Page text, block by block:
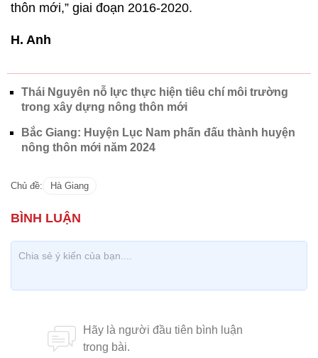
thôn mới,” giai đoạn 2016-2020.
H. Anh
Thái Nguyên nỗ lực thực hiện tiêu chí môi trường
trong xây dựng nông thôn mới
Bắc Giang: Huyện Lục Nam phấn đấu thành huyện
nông thôn mới năm 2024
Chủ đề: Hà Giang